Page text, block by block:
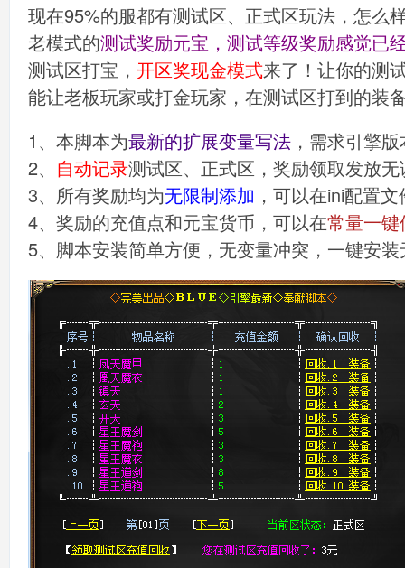
现在95%的服都有测试区、正式区玩法，怎么
老模式的测试奖励元宝，测试等级奖励感觉已
测试区打宝， 开区奖现金模式来了！让你的测
能让老板玩家或打金玩家，在测试区打到的装
1、本脚本为最新的扩展变量写法 ，需求引擎
2、 自动记录测试区、正式区，奖励领取发放无
3、所有奖励均为无限制添加 ，可以在ini配置
4、奖励的充值点和元宝货币，可以在常量一键
5、脚本安装简单方便，无变量冲突，一键安